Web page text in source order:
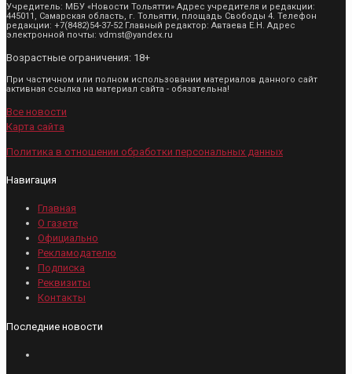
Учредитель: МБУ «Новости Тольятти» Адрес учредителя и редакции:
445011, Самарская область, г. Тольятти, площадь Свободы 4. Телефон
редакции: +7(8482)54-37-52 Главный редактор: Автаева Е.Н. Адрес
электронной почты: vdmst@yandex.ru
Возрастные ограничения: 18+
При частичном или полном использовании материалов данного сайт
активная ссылка на материал сайта - обязательна!
Все новости
Карта сайта
Политика в отношении обработки персональных данных
Навигация
Главная
О газете
Официально
Рекламодателю
Подписка
Реквизиты
Контакты
Последние новости